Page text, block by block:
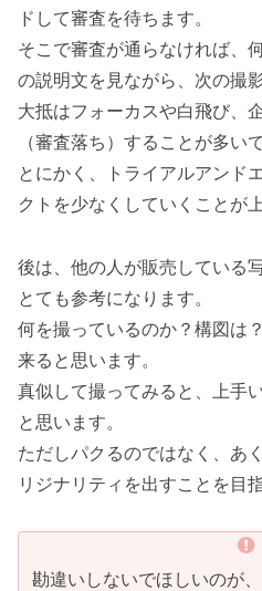
ドして審査を待ちます。
そこで審査が通らなければ、
の説明文を見ながら、次の撮
大抵はフォーカスや白飛び、
（審査落ち）することが多いで
とにかく、トライアルアンド
クトを少なくしていくことが
後は、他の人が販売している
とても参考になります。
何を撮っているのか？構図は
来ると思います。
真似して撮ってみると、上手
と思います。
ただしパクるのではなく、あ
リジナリティを出すことを目
勘違いしないでほしいのが